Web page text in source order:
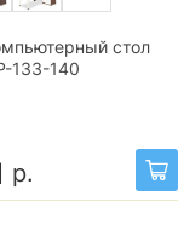
стол
133-140
р.